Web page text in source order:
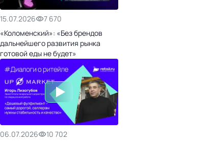
15.07.2026
7 670
«Коломенский»: «Без брендов
дальнейшего развития рынка
готовой еды не будет»
06.07.2026
10 702